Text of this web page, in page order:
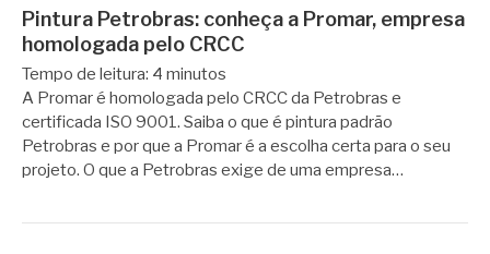
Pintura Petrobras: conheça a Promar, empresa
homologada pelo CRCC
Tempo de leitura: 4 minutos
A Promar é homologada pelo CRCC da Petrobras e
certificada ISO 9001. Saiba o que é pintura padrão
Petrobras e por que a Promar é a escolha certa para o seu
projeto. O que a Petrobras exige de uma empresa…